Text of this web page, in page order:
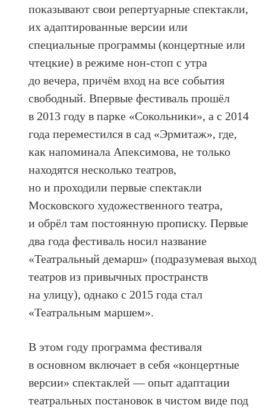
показывают свои репертуарные спектакли,
их адаптированные версии или
специальные программы (концертные или
чтецкие) в режиме нон-стоп с утра
до вечера, причём вход на все события
свободный. Впервые фестиваль прошёл
в 2013 году в парке «Сокольники», а с 2014
года переместился в сад «Эрмитаж», где,
как напоминала Апексимова, не только
находятся несколько театров,
но и проходили первые спектакли
Московского художественного театра,
и обрёл там постоянную прописку. Первые
два года фестиваль носил название
«Театральный демарш» (подразумевая выход
театров из привычных пространств
на улицу), однако с 2015 года стал
«Театральным маршем».
В этом году программа фестиваля
в основном включает в себя «концертные
версии» спектаклей — опыт адаптации
театральных постановок в чистом виде под